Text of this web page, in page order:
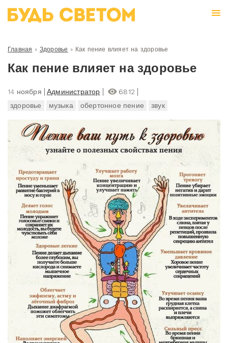
Главная » Здоровье » Как пение влияет на здоровье
Как пение влияет на здоровье
14 ноября Администратор
6812
здоровье
музыка обертонное пение звук